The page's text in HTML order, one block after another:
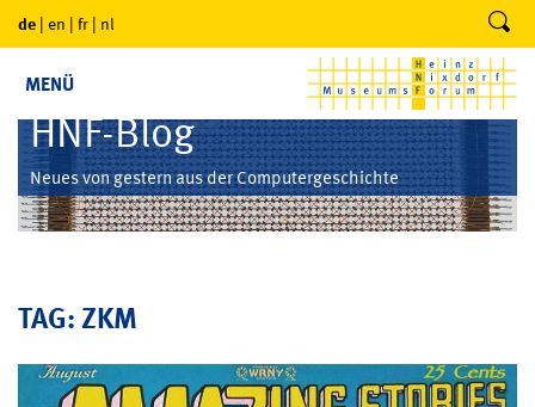
de | en | fr | nl
MENÜ
HNF-Blog
Neues von gestern aus der Computergeschichte
TAG: ZKM